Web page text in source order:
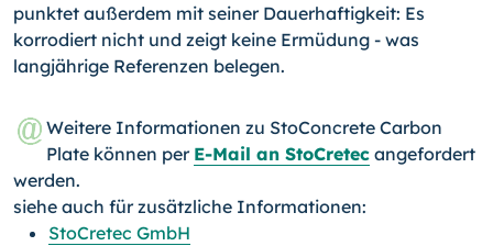
punktet außerdem mit seiner Dauerhaftigkeit: Es
korrodiert nicht und zeigt keine Ermüdung - was
langjährige Referenzen belegen.
Weitere Informationen zu StoConcrete Carbon
Plate können per E-Mail an StoCretec angefordert
werden.
siehe auch für zusätzliche Informationen:
StoCretec GmbH